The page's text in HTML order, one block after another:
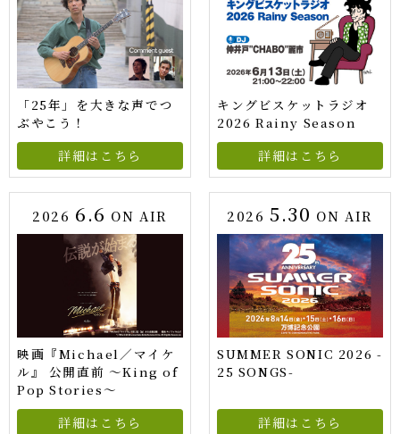
「25年」を大きな声でつ
ぶやこう！
詳細はこちら
キングビスケットラジオ
2026 Rainy Season
詳細はこちら
2026 6.6 ON AIR
映画『Michael／マイケ
ル』 公開直前 ～King of
Pop Stories～
詳細はこちら
20265.30 ON AIR
SUMMER SONIC 2026 -
25 SONGS-
詳細はこちら